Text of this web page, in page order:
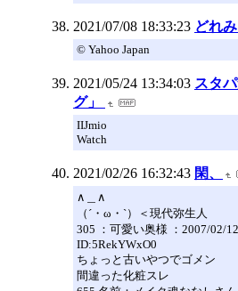
2021/07/08 18:33:23 どれ
© Yahoo Japan
2021/05/24 13:34:03 スタ
グ」
IIJmio
Watch
2021/02/26 16:32:43 閑、
∧＿∧
（´・ω・`）＜現代弥生人
305 ：可愛い奥様 ：2007/02/
ID:5RekYWxO0
ちょっと古いやつでゴメン
間違った化粧スレ